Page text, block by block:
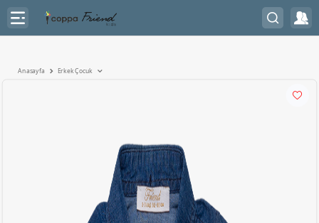
Anasayfa Erkek Çocuk